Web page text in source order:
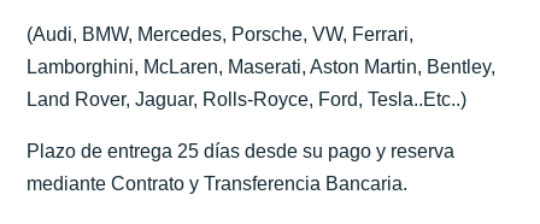
(Audi, BMW, Mercedes, Porsche, VW, Ferrari,
Lamborghini, McLaren, Maserati, Aston Martin, Bentley,
Land Rover, Jaguar, Rolls-Royce, Ford, Tesla..Etc..)
Plazo de entrega 25 días desde su pago y reserva
mediante Contrato y Transferencia Bancaria.